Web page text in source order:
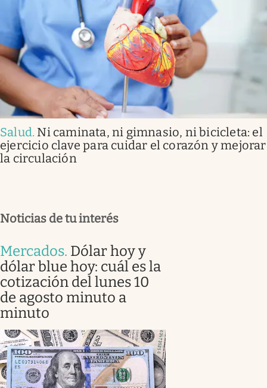
Salud. Ni caminata, ni gimnasio, ni bicicleta: el
ejercicio clave para cuidar el corazón y mejorar
la circulación
Noticias de tu interés
Mercados. Dólar hoy y
dólar blue hoy: cuál es la
cotización del lunes 10
de agosto minuto a
minuto